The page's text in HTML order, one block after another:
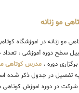
مو زنانه
مو زنانه در اموزشگاه
سطح دوره آموزشی ،
دوره ، مدرس کوتاهی
تفصیل در جدول ذکر شده
شرکت در دوره اموزش کوتاهی